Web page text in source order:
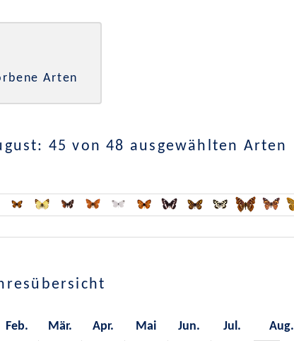
Arten
45 von 48 ausgewählten Arten
Feb. Mär. Apr. Mai Jun. Jul. Aug.